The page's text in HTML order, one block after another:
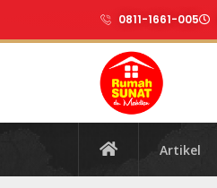
0811-1661-005
Artikel